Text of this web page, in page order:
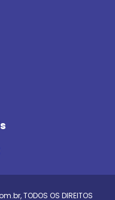
, TODOS OS DIREITOS